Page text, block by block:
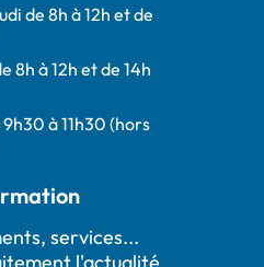
de 8h à 12h et de
8h à 12h et de 14h
à 11h30 (hors
services...